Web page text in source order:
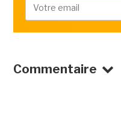
Commentaire